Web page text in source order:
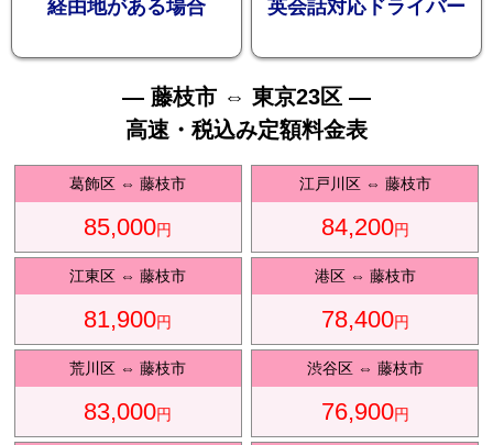
送迎プ
ラン
経由地がある場合 英会話対応ドライバー
— 藤枝市 ⇔ 東京23区 —
高速・税込み定額料金表
葛飾区 ⇔藤枝市
85,000円
江戸川区⇔ 藤枝市
84,200円
江東区 ⇔藤枝市
81,900円
港区⇔ 藤枝市
78,400円
荒川区 ⇔藤枝市
83,000円
渋谷区⇔ 藤枝市
76,900円